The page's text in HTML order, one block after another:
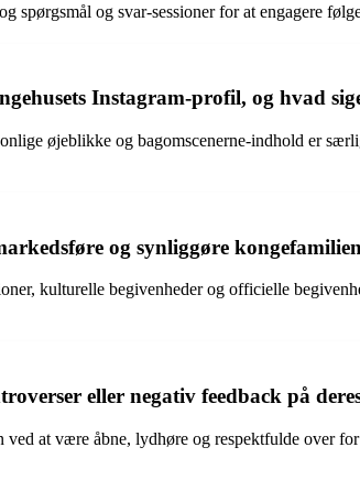
spørgsmål og svar-sessioner for at engagere
Instagram-profil, og hvad
øjeblikke og bagomscenerne-indhold er
og synliggøre
kulturelle begivenheder og officielle
eller negativ feedback på
at være åbne, lydhøre og respektfulde over